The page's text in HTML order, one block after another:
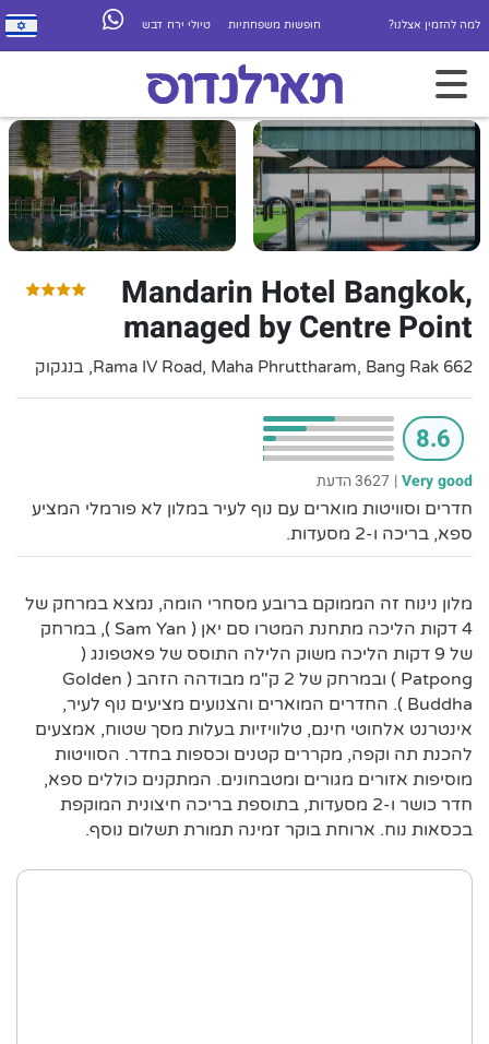
למה להזמין אצלנו? חופשות משפחתיות טיולי ירח דבש
Mandarin Hotel Bangkok,
managed by Centre Point
662 Rama IV Road, Maha Phruttharam, Bang Rak, בנגקוק
8.6
Very good
| 3627 הדעת
חדרים וסוויטות מוארים עם נוף לעיר במלון לא פורמלי המציע
ספא, בריכה ו-2 מסעדות.
מלון נינוח זה הממוקם ברובע מסחרי הומה, נמצא במרחק של
4 דקות הליכה מתחנת המטרו סם יאן ( Sam Yan ), במרחק
של 9 דקות הליכה משוק הלילה התוסס של פאטפונג (
Patpong ) ובמרחק של 2 ק"מ מבודהה הזהב ( Golden
Buddha ). החדרים המוארים והצנועים מציעים נוף לעיר,
אינטרנט אלחוטי חינם, טלוויזיות בעלות מסך שטוח, אמצעים
להכנת תה וקפה, מקררים קטנים וכספות בחדר. הסוויטות
מוסיפות אזורים מגורים ומטבחונים. המתקנים כוללים ספא,
חדר כושר ו-2 מסעדות, בתוספת בריכה חיצונית המוקפת
בכסאות נוח. ארוחת בוקר זמינה תמורת תשלום נוסף.